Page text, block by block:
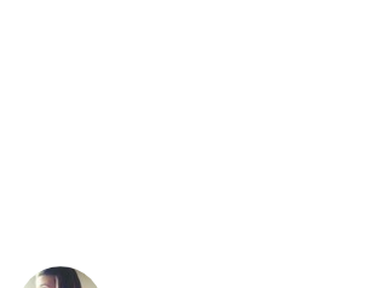
Post
Post
Post
Post
Post
Post
Post